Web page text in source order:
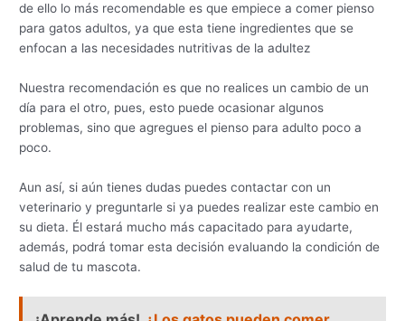
de ello lo más recomendable es que empiece a comer pienso
para gatos adultos, ya que esta tiene ingredientes que se
enfocan a las necesidades nutritivas de la adultez
Nuestra recomendación es que no realices un cambio de un
día para el otro, pues, esto puede ocasionar algunos
problemas, sino que agregues el pienso para adulto poco a
poco.
Aun así, si aún tienes dudas puedes contactar con un
veterinario y preguntarle si ya puedes realizar este cambio en
su dieta. Él estará mucho más capacitado para ayudarte,
además, podrá tomar esta decisión evaluando la condición de
salud de tu mascota.